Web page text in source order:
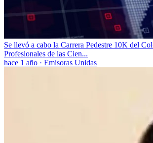
Se llevó a cabo la Carrera Pedestre 10K del
Profesionales de las Cien...
hace 1 año · Emisoras Unidas